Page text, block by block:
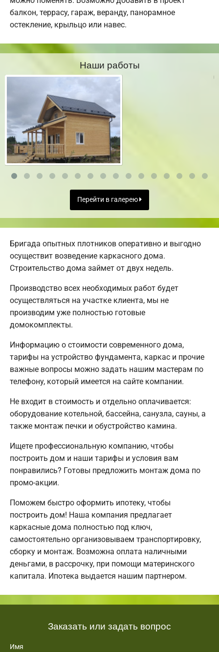
балкон, террасу, гараж, веранду, панорамное
остекление, крыльцо или навес.
Наши работы
Перейти в галерею
Бригада опытных плотников оперативно и выгодно
осуществит возведение каркасного дома.
Строительство дома займет от двух недель.
Производство всех необходимых работ будет
осуществляться на участке клиента, мы не
производим уже полностью готовые
домокомплекты.
Информацию о стоимости современного дома,
тарифы на устройство фундамента, каркас и прочие
важные вопросы можно задать нашим мастерам по
телефону, который имеется на сайте компании.
Не входит в стоимость и отдельно оплачивается:
оборудование котельной, бассейна, санузла, сауны, а
также монтаж печки и обустройство камина.
Ищете профессиональную компанию, чтобы
построить дом и наши тарифы и условия вам
понравились? Готовы предложить монтаж дома по
промо-акции.
Поможем быстро оформить ипотеку, чтобы
построить дом! Наша компания предлагает
каркасные дома полностью под ключ,
самостоятельно организовываем транспортировку,
сборку и монтаж. Возможна оплата наличными
деньгами, в рассрочку, при помощи материнского
капитала. Ипотека выдается нашим партнером.
Заказать или задать вопрос
Имя